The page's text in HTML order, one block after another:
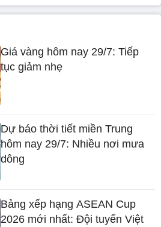
Giá vàng hôm nay 29/7: Tiếp
tục giảm nhẹ
Dự báo thời tiết miền Trung
hôm nay 29/7: Nhiều nơi mưa
dông
Bảng xếp hạng ASEAN Cup
2026 mới nhất: Đội tuyển Việt